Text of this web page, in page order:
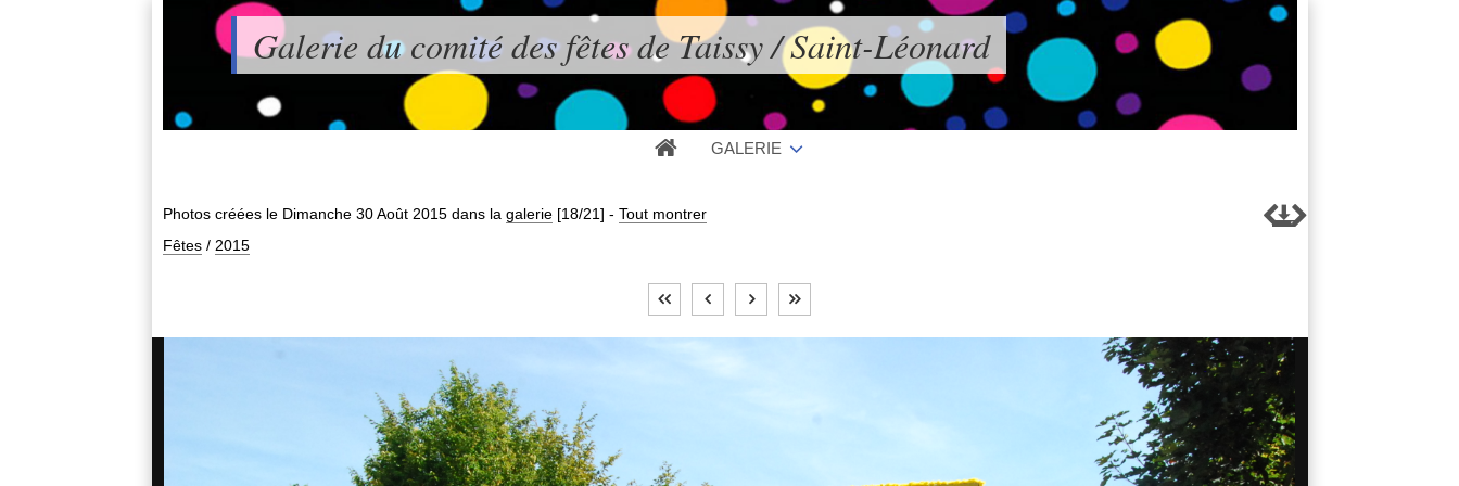
Galerie du comité des fêtes de Taissy / Saint-Léonard
GALERIE
Photos créées le Dimanche 30 Août 2015dans la galerie [18/21] - Tout montrer
Fêtes / 2015
